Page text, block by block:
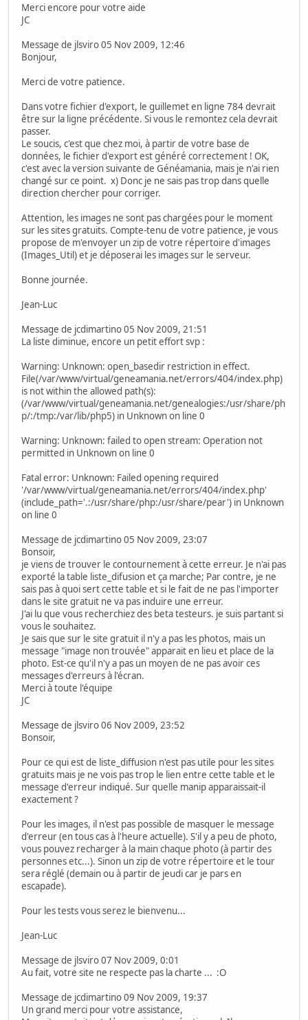
Merci encore pour votre aide
JC
Message de jlsviro 05 Nov 2009, 12:46
Bonjour,
Merci de votre patience.
Dans votre fichier d'export, le guillemet en ligne 784 devrait
être sur la ligne précédente. Si vous le remontez cela devrait
passer.
Le soucis, c'est que chez moi, à partir de votre base de
données, le fichier d'export est généré correctement ! OK,
c'est avec la version suivante de Généamania, mais je n'ai rien
changé sur ce point. x) Donc je ne sais pas trop dans quelle
direction chercher pour corriger.
Attention, les images ne sont pas chargées pour le moment
sur les sites gratuits. Compte-tenu de votre patience, je vous
propose de m'envoyer un zip de votre répertoire d'images
(Images_Util) et je déposerai les images sur le serveur.
Bonne journée.
Jean-Luc
Message de jcdimartino 05 Nov 2009, 21:51
La liste diminue, encore un petit effort svp :
Warning: Unknown: open_basedir restriction in effect.
File(/var/www/virtual/geneamania.net/errors/404/index.php)
is not within the allowed path(s):
(/var/www/virtual/geneamania.net/genealogies:/usr/share/ph
p/:/tmp:/var/lib/php5) in Unknown on line 0
Warning: Unknown: failed to open stream: Operation not
permitted in Unknown on line 0
Fatal error: Unknown: Failed opening required
'/var/www/virtual/geneamania.net/errors/404/index.php'
(include_path='.:/usr/share/php:/usr/share/pear') in Unknown
on line 0
Message de jcdimartino 05 Nov 2009, 23:07
Bonsoir,
je viens de trouver le contournement à cette erreur. Je n'ai pas
exporté la table liste_difusion et ça marche; Par contre, je ne
sais pas à quoi sert cette table et si le fait de ne pas l'importer
dans le site gratuit ne va pas induire une erreur.
J'ai lu que vous recherchiez des beta testeurs. je suis partant si
vous le souhaitez.
Je sais que sur le site gratuit il n'y a pas les photos, mais un
message "image non trouvée" apparait en lieu et place de la
photo. Est-ce qu'il n'y a pas un moyen de ne pas avoir ces
messages d'erreurs à l'écran.
Merci à toute l'équipe
JC
Message de jlsviro 06 Nov 2009, 23:52
Bonsoir,
Pour ce qui est de liste_diffusion n'est pas utile pour les sites
gratuits mais je ne vois pas trop le lien entre cette table et le
message d'erreur indiqué. Sur quelle manip apparaissait-il
exactement ?
Pour les images, il n'est pas possible de masquer le message
d'erreur (en tous cas à l'heure actuelle). S'il y a peu de photo,
vous pouvez recharger à la main chaque photo (à partir des
personnes etc...). Sinon un zip de votre répertoire et le tour
sera réglé (demain ou à partir de jeudi car je pars en
escapade).
Pour les tests vous serez le bienvenu...
Jean-Luc
Message de jlsviro 07 Nov 2009, 0:01
Au fait, votre site ne respecte pas la charte ... :O
Message de jcdimartino 09 Nov 2009, 19:37
Un grand merci pour votre assistance,